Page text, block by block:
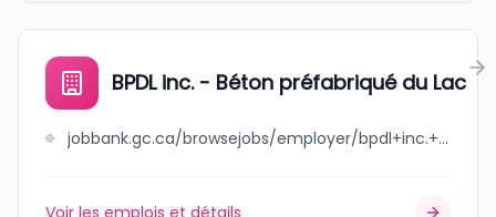
BPDL inc. - Béton préfabriqué du Lac
jobbank.gc.ca/browsejobs/employer/bpdl+inc.+-+b%C3%A9ton+pr%C3%A9fabriqu%C3%A9+du+lac/ca
Voir les emplois et détails